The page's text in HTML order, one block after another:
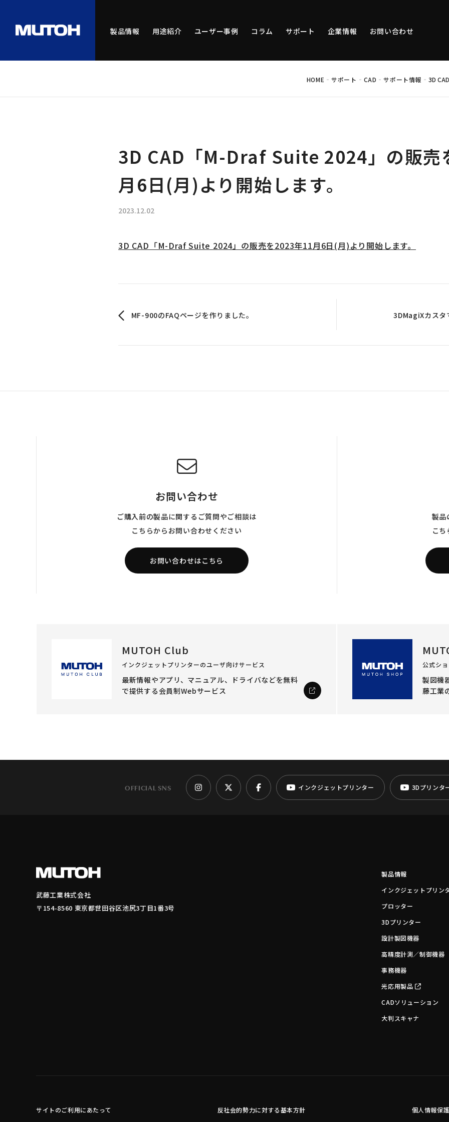
製品情報 用途紹介 ユーザー事例 コラム サポート 企業情報 お問い合わせ
HOME -サポート - CAD -サポート情報 - 3D
3D CAD「M-Draf Suite 2024」の販売
月6日(月)より開始します。
2023.12.02
3D CAD「M-Draf Suite 2024」の販売を2023年11月6日(月)より開始します。
MF-900のFAQページを作りました。 3DMagiXカスタ
お問い合わせ
ご購入前の製品に関するご質問やご相談は
こちらからお問い合わせください
お問い合わせはこちら
製品
こ
MUTOH Club
インクジェットプリンターのユーザ向けサービス
最新情報やアプリ、マニュアル、ドライバなどを無料
で提供する会員制Webサービス
公式シ
製図機
藤工業
OFFICIAL SNS インクジェットプリンター 3Dプリンタ
武藤工業株式会社
〒154-8560 東京都世田谷区池尻3丁目1番3号
製品情報
インクジェットプリン
プロッター
3Dプリンター
設計製図機器
高精度計測／制御機器
事務機器
光応用製品
CADソリューション
大判スキャナ
サイトのご利用にあたって 反社会的勢力に対する基本方針 個人情報保